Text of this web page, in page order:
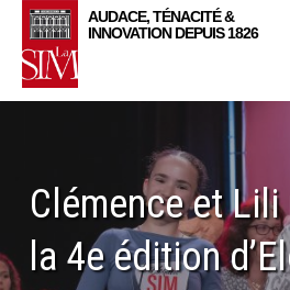
Skip
main
content
Clémence et
la 4e édition